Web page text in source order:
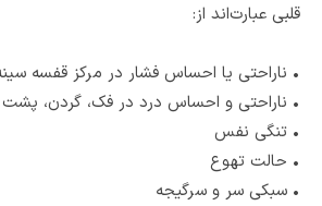
قلبی عبارت‌اند از:
• ناراحتی یا احساس فشار در مرکز قفسه
• ناراحتی و احساس درد در فک، گردن،
• تنگی نفس
• حالت تهوع
• سبکی سر و سرگیجه